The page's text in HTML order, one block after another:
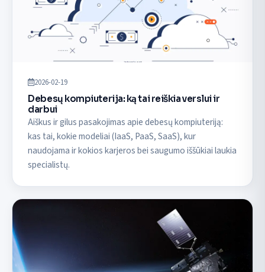
2026-02-19
Debesų kompiuterija: ką tai reiškia verslui ir
darbui
Aiškus ir gilus pasakojimas apie debesų kompiuteriją:
kas tai, kokie modeliai (IaaS, PaaS, SaaS), kur
naudojama ir kokios karjeros bei saugumo iššūkiai laukia
specialistų.